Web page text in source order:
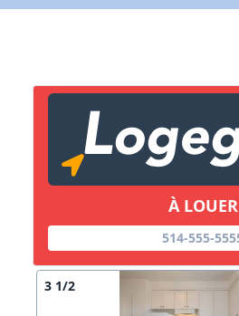
À LOUER
514-555-
3 1/2
X
Lien vers inscription (sera
Copier lien
X